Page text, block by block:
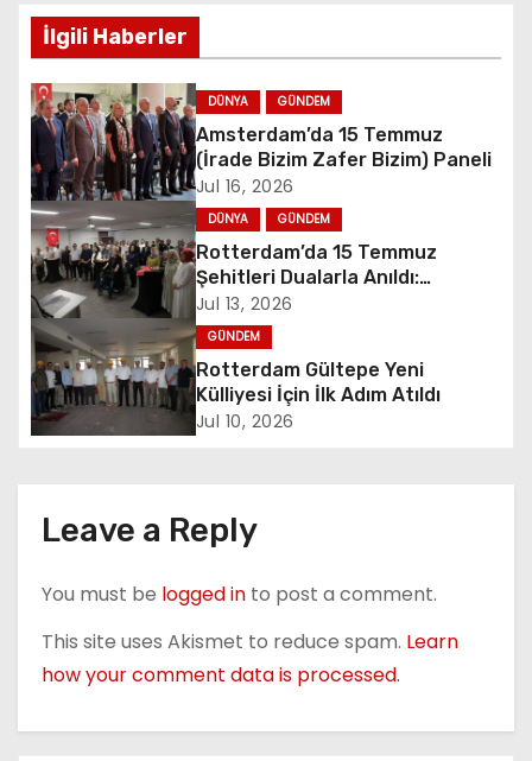
s
t
n
a
v
i
g
a
t
o
İlgili Haberler
DÜNYA GÜNDEM
Amsterdam’da 15 Temmuz
(İrade Bizim Zafer Bizim) Paneli
Jul 16, 2026
DÜNYA GÜNDEM
Rotterdam’da 15 Temmuz
Şehitleri Dualarla Anıldı:
“Demokrasiye Sahip Çıkmanın
Sembolü”
Jul 13, 2026
GÜNDEM
Rotterdam Gültepe Yeni
Külliyesi İçin İlk Adım Atıldı
Jul 10, 2026
Leave a Reply
You must be logged in to post a comment.
This site uses Akismet to reduce spam. Learn
how your comment data is processed.